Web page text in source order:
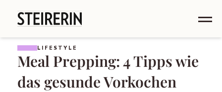
LIFESTYLE
Meal Prepping: 4 Tipps wie
das gesunde Vorkochen